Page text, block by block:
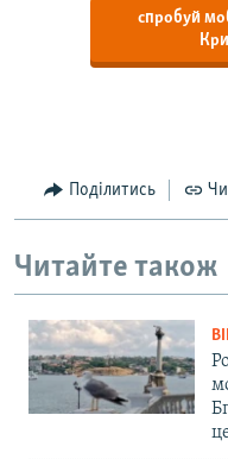
спробуй
Поділитись
Читайте також